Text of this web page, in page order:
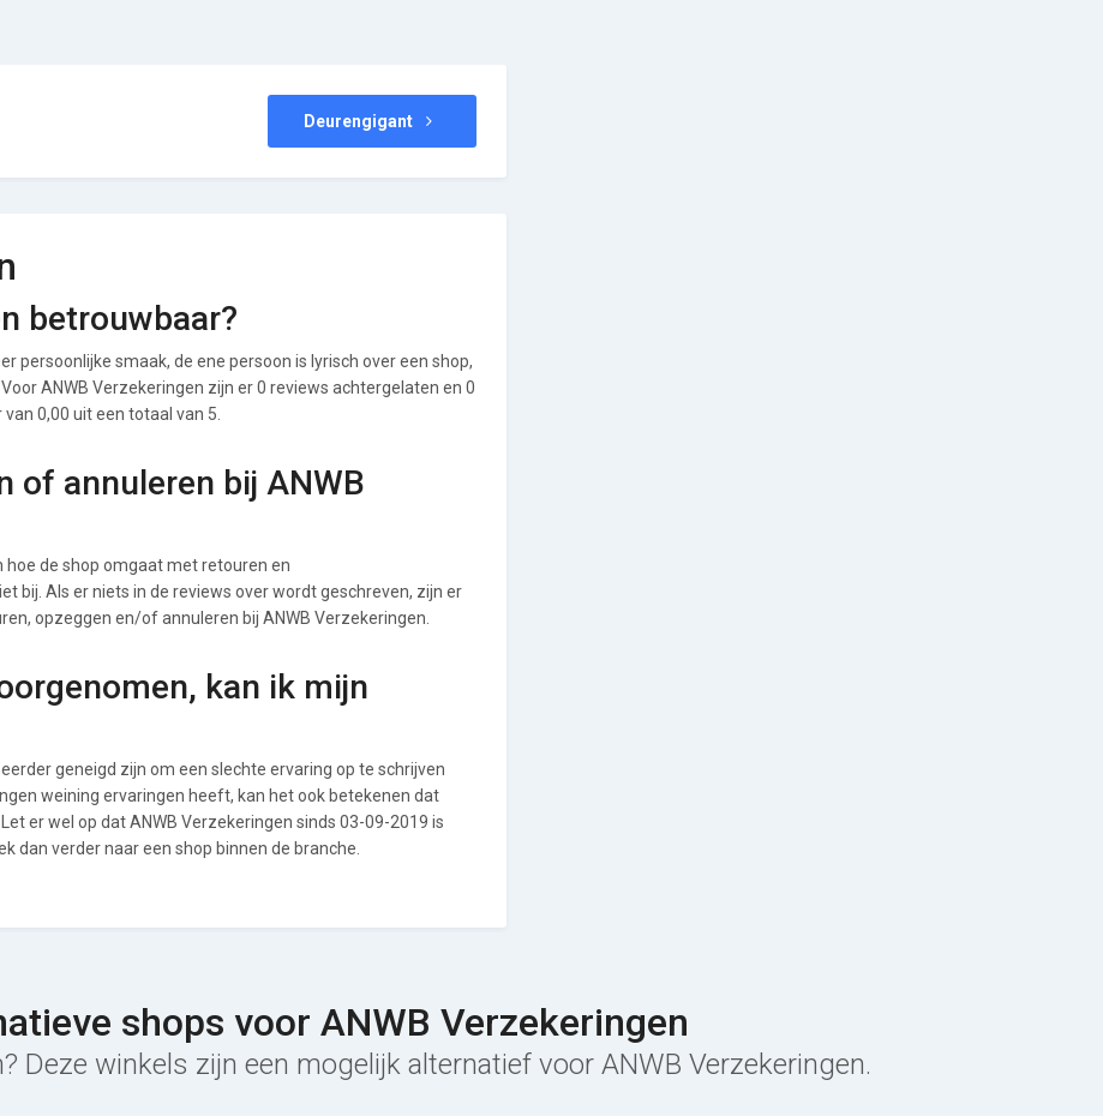
Deurengigant
betrouwbaar?
persoonlijke smaak, de ene persoon is lyrisch over een shop,
ANWB Verzekeringen zijn er 0 reviews achtergelaten en 0
0,00 uit een totaal van 5.
of annuleren bij ANWB
hoe de shop omgaat met retouren en
bij. Als er niets in de reviews over wordt geschreven, zijn er
opzeggen en/of annuleren bij ANWB Verzekeringen.
kan ik mijn
geneigd zijn om een slechte ervaring op te schrijven
weining ervaringen heeft, kan het ook betekenen dat
er wel op dat ANWB Verzekeringen sinds 03-09-2019 is
dan verder naar een shop binnen de branche.
shops voor ANWB Verzekeringen
Deze winkels zijn een mogelijk alternatief voor ANWB Verzekeringen.